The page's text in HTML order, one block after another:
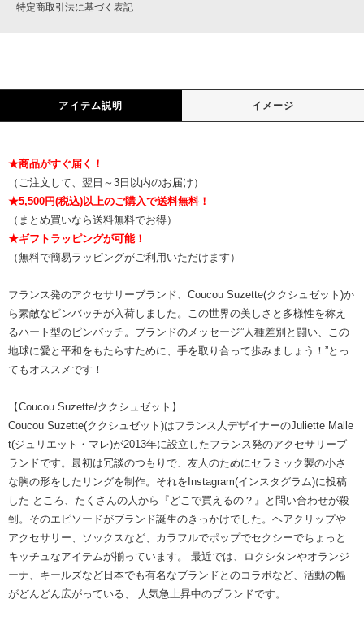
特定商取引法に基づく表記
アイテム説明 イメージ
★商品がすぐ届く！
（ご注文して、翌日～3日以内のお届け）
★5,500円(税込)以上のご購入で送料無料！
（まとめ買いなら送料無料でお得）
★ギフトラッピングが可能！
（無料で簡易ラッピングがご利用いただけます）
フランス発のアクセサリーブランド、Coucou Suzette(ククシュゼット)か
ら素敵なピンバッチが入荷しました。この世界の美しさと多様性を称え
るハート型のピンバッチ。ブランドのメッセージ”人種差別と闘い、この
地球に愛と平和をもたらすために、手を取り合って歩みましょう！”とっ
てもオススメです！
【Coucou Suzette/ククシュゼット】
Coucou Suzette(ククシュゼット)はフランス人デザイナーのJuliette Malle
t(ジュリエット・マレ)が2013年に設立したフランス発のアクセサリーブ
ランドです。最初は冗談のつもりで、友人のためにセラミック製の小さ
な胸の形をしたリングを制作。それをInstagram(インスタグラム)に投稿
した ところ、たくさんの人から『どこで買えるの？』と問い合わせが殺
到。そのエピソードがブランド誕生のきっかけでした。ヘアクリップや
アクセサリー、ソックスなど、カラフルでポップでセクシーでちょっと
キッチュなアイテムが揃っています。 最近では、ロクシタンやオランジ
ーナ、キールズなど日本でも有名なブランドとのコラボなど、活動の幅
がどんどん広がっている、 人気急上昇中のブランドです。